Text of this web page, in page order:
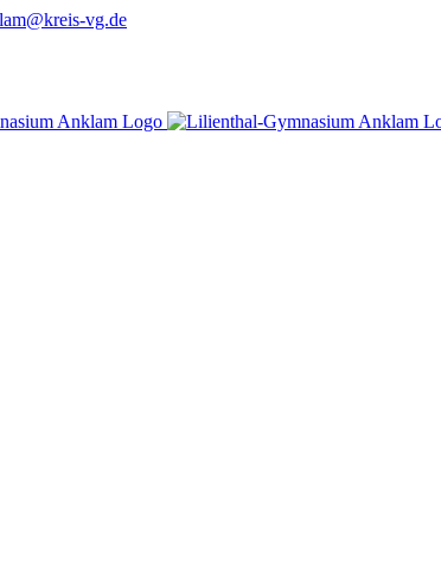
vg.de